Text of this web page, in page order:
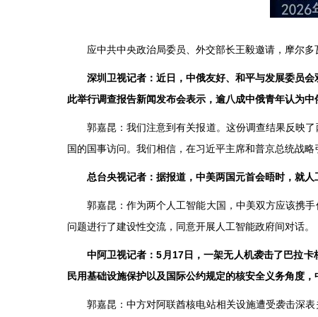
应中共中央政治局委员、外交部长王毅邀请，摩尔
深圳卫视记者：近日，中俄友好、和平与发展委员
此举行调查报告新闻发布会表示，逾八成中俄青年认为
郭嘉昆：我们注意到有关报道。这份调查结果反映
国的国事访问。我们相信，在习近平主席和普京总统战
总台央视记者：据报道，中美两国元首会晤时，就
郭嘉昆：作为两个人工智能大国，中美双方应该携
问题进行了建设性交流，同意开展人工智能政府间对话。
中阿卫视记者：5月17日，一架无人机袭击了巴拉
民用基础设施保护以及国际公约规定的核安全义务角度，
郭嘉昆：中方对阿联酋核电站相关设施遭受袭击深